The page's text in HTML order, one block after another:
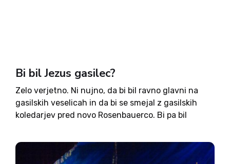
Bi bil Jezus gasilec?
Zelo verjetno. Ni nujno, da bi bil ravno glavni na
gasilskih veselicah in da bi se smejal z gasilskih
koledarjev pred novo Rosenbauerco. Bi pa bil
Glede na to, da...